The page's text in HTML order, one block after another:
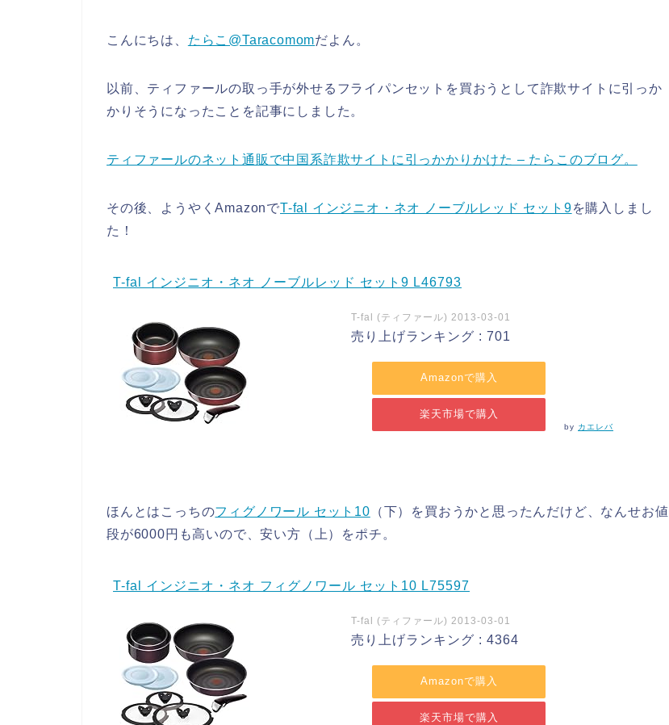
こんにちは、 たらこ@Taracomomだよん。
以前、ティファールの取っ手が外せるフライパンセットを買おうとして詐欺サイトに引っか
かりそうになったことを記事にしました。
ティファールのネット通販で中国系詐欺サイトに引っかかりかけた – たらこのブログ。
その後、ようやくAmazonでT-fal インジニオ・ネオ ノーブルレッド セット9を購入しまし
た！
T-fal インジニオ・ネオ ノーブルレッド セット9 L46793
T-fal (ティファール) 2013-03-01
売り上げランキング : 701
Amazonで購入
楽天市場で購入
by カエレバ
ほんとはこっちのフィグノワール セット10 （下）を買おうかと思ったんだけど、なんせお値
段が6000円も高いので、安い方（上）をポチ。
T-fal インジニオ・ネオ フィグノワール セット10 L75597
T-fal (ティファール) 2013-03-01
売り上げランキング : 4364
Amazonで購入
楽天市場で購入